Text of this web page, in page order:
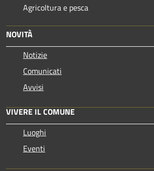
Agricoltura e pesca
NOVITÀ
Notizie
Comunicati
Avvisi
VIVERE IL COMUNE
Luoghi
Eventi